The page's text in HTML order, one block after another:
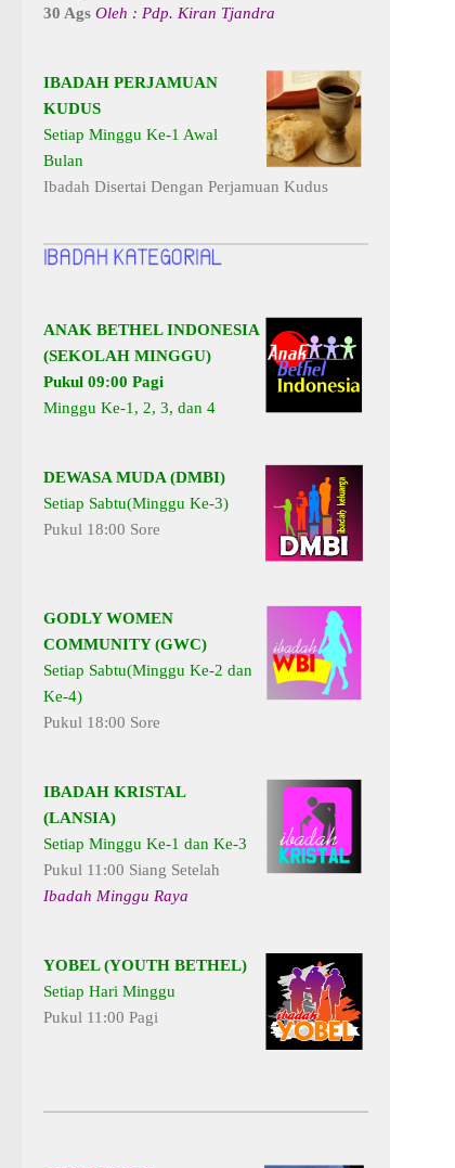
30 Ags Oleh : Pdp. Kiran Tjandra
IBADAH PERJAMUAN
KUDUS
Setiap Minggu Ke-1 Awal
Bulan
Ibadah Disertai Dengan Perjamuan Kudus
ANAK BETHEL INDONESIA
(SEKOLAH MINGGU)
Pukul 09:00 Pagi
Minggu Ke-1, 2, 3, dan 4
DEWASA MUDA (DMBI)
Setiap Sabtu(Minggu Ke-3)
Pukul 18:00 Sore
GODLY WOMEN
COMMUNITY (GWC)
Setiap Sabtu(Minggu Ke-2 dan
Ke-4)
Pukul 18:00 Sore
IBADAH KRISTAL
(LANSIA)
Setiap Minggu Ke-1 dan Ke-3
Pukul 11:00 Siang Setelah
Ibadah Minggu Raya
YOBEL (YOUTH BETHEL)
Setiap Hari Minggu
Pukul 11:00 Pagi